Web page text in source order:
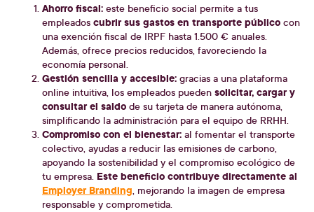
Ahorro fiscal: este beneficio social permite a tus
empleados cubrir sus gastos en transporte público con
una exención fiscal de IRPF hasta 1.500 € anuales.
Además, ofrece precios reducidos, favoreciendo la
economía personal.
Gestión sencilla y accesible: gracias a una plataforma
online intuitiva, los empleados pueden solicitar, cargar y
consultar el saldo de su tarjeta de manera autónoma,
simplificando la administración para el equipo de RRHH.
Compromiso con el bienestar: al fomentar el transporte
colectivo, ayudas a reducir las emisiones de carbono,
apoyando la sostenibilidad y el compromiso ecológico de
tu empresa. Este beneficio contribuye directamente al
Employer Branding, mejorando la imagen de empresa
responsable y comprometida.